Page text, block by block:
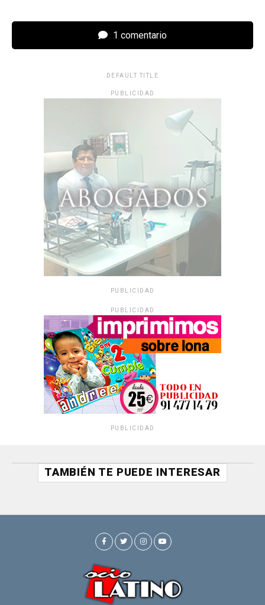
1 comentario
DEFAULT TITLE
PUBLICIDAD
PUBLICIDAD
PUBLICIDAD
PUBLICIDAD
TAMBIÉN TE PUEDE INTERESAR